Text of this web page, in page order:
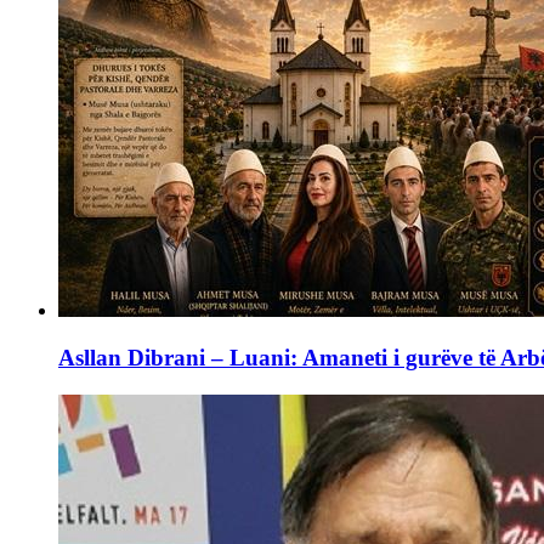
Asllan Dibrani – Luani: Amaneti i gurëve të